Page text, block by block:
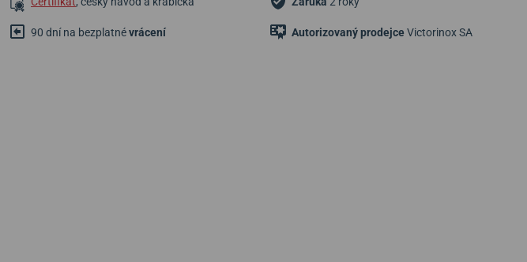
90 dní na bezplatnévrácení Autorizovaný prodejceVictorinox SA